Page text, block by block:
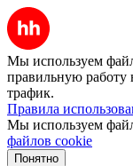
Мы используем
правильную работу
трафик.
Правила
Мы используем
файлов cookie
Понятно